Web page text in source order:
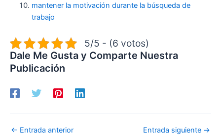
mantener la motivación durante la búsqueda de
trabajo
5/5 - (6 votos)
Dale Me Gusta y Comparte Nuestra
Publicación
← Entrada anterior Entrada siguiente →